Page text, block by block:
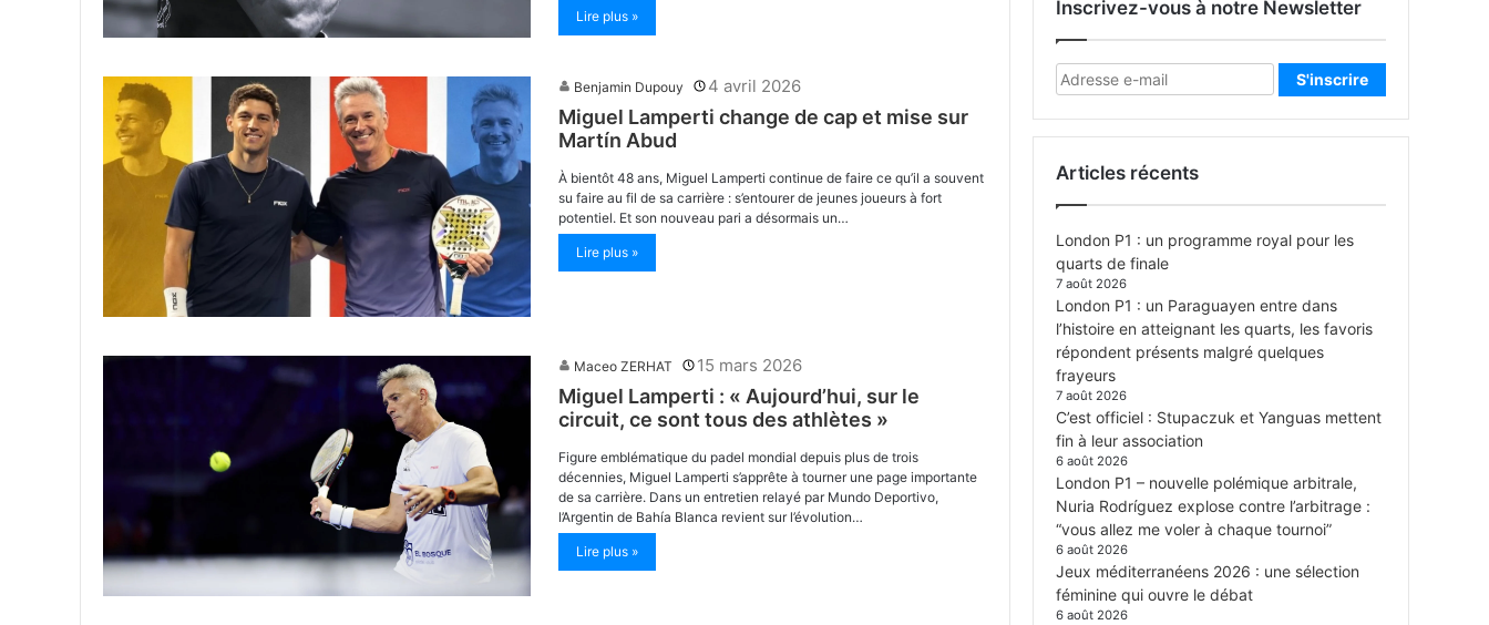
Lire plus »
Benjamin Dupouy 4 avril 2026
Miguel Lamperti change de cap et mise sur
Martín Abud
À bientôt 48 ans, Miguel Lamperti continue de faire ce qu’il a souvent
su faire au fil de sa carrière : s’entourer de jeunes joueurs à fort
potentiel. Et son nouveau pari a désormais un…
Lire plus »
Maceo ZERHAT 15 mars 2026
Miguel Lamperti : « Aujourd’hui, sur le
circuit, ce sont tous des athlètes »
Figure emblématique du padel mondial depuis plus de trois
décennies, Miguel Lamperti s’apprête à tourner une page importante
de sa carrière. Dans un entretien relayé par Mundo Deportivo,
l’Argentin de Bahía Blanca revient sur l’évolution…
Lire plus »
Inscrivez-vous à notre Newsletter
Articles récents
London P1 : un programme royal pour les
quarts de finale
7 août 2026
London P1 : un Paraguayen entre dans
l’histoire en atteignant les quarts, les favoris
répondent présents malgré quelques
frayeurs
7 août 2026
C’est officiel : Stupaczuk et Yanguas mettent
fin à leur association
6 août 2026
London P1 – nouvelle polémique arbitrale,
Nuria Rodríguez explose contre l’arbitrage :
“vous allez me voler à chaque tournoi”
6 août 2026
Jeux méditerranéens 2026 : une sélection
féminine qui ouvre le débat
6 août 2026